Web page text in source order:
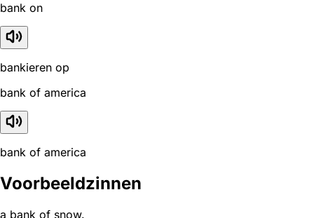
bank on
bankieren op
bank of america
bank of america
Voorbeeldzinnen
a bank of snow.